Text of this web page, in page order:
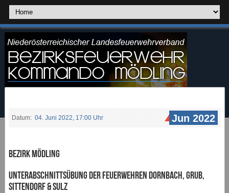
Datum: 04. Juni 2022, 17:00 Uhr Jun 2022
Bezirk Mödling
Unterabschnittsübung der Feuerwehren Dornbach, Grub,
Sittendorf & Sulz